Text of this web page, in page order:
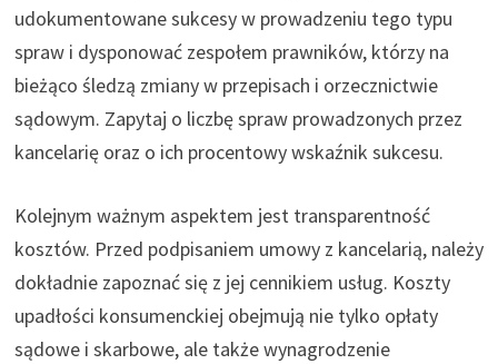
udokumentowane sukcesy w prowadzeniu tego typu
spraw i dysponować zespołem prawników, którzy na
bieżąco śledzą zmiany w przepisach i orzecznictwie
sądowym. Zapytaj o liczbę spraw prowadzonych przez
kancelarię oraz o ich procentowy wskaźnik sukcesu.
Kolejnym ważnym aspektem jest transparentność
kosztów. Przed podpisaniem umowy z kancelarią, należy
dokładnie zapoznać się z jej cennikiem usług. Koszty
upadłości konsumenckiej obejmują nie tylko opłaty
sądowe i skarbowe, ale także wynagrodzenie